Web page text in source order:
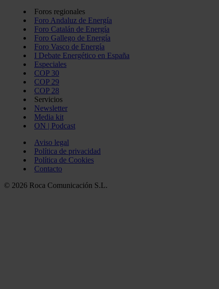
Foros regionales
Foro Andaluz de Energía
Foro Catalán de Energía
Foro Gallego de Energía
Foro Vasco de Energía
I Debate Energético en España
Especiales
COP 30
COP 29
COP 28
Servicios
Newsletter
Media kit
ON | Podcast
Aviso legal
Política de privacidad
Política de Cookies
Contacto
© 2026 Roca Comunicación S.L.